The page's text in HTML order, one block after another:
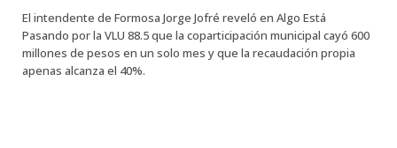
El intendente de Formosa Jorge Jofré reveló en Algo Está
Pasando por la VLU 88.5 que la coparticipación municipal cayó 600
millones de pesos en un solo mes y que la recaudación propia
apenas alcanza el 40%.